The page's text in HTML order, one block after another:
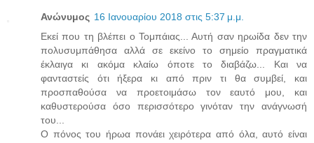
Ανώνυμος 16 Ιανουαρίου 2018 στις 5:37 μ.μ.
Εκεί που τη βλέπει ο Τομπάιας... Αυτή σαν ηρωίδα δεν την
πολυσυμπάθησα αλλά σε εκείνο το σημείο πραγματικά
έκλαιγα κι ακόμα κλαίω όποτε το διαβάζω... Και να
φανταστείς ότι ήξερα κι από πριν τι θα συμβεί, και
προσπαθούσα να προετοιμάσω τον εαυτό μου, και
καθυστερούσα όσο περισσότερο γινόταν την ανάγνωσή
του...
Ο πόνος του ήρωα πονάει χειρότερα από όλα, αυτό είναι